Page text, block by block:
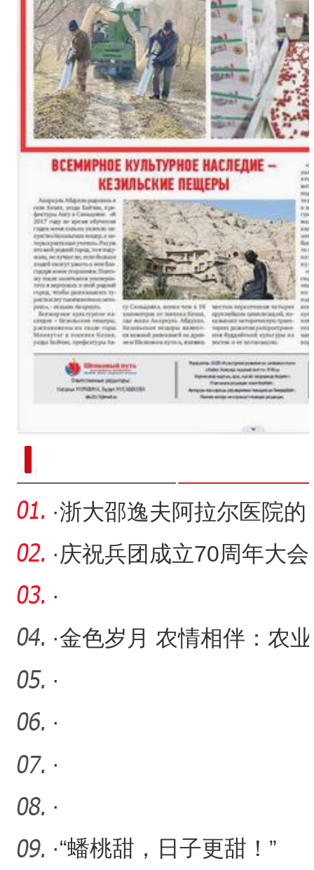
·浙大邵逸夫阿拉尔医院的
他们被点名表扬
·庆祝兵团成立70周年大会
在第一师医院医共体干部
职
·
·金色岁月 农情相伴：农业
银行发布养老金融服务品
牌
·
·
·
·
·“蟠桃甜，日子更甜！”